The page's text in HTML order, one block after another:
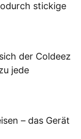
stickige
der Coldeez
jede
– das Gerät